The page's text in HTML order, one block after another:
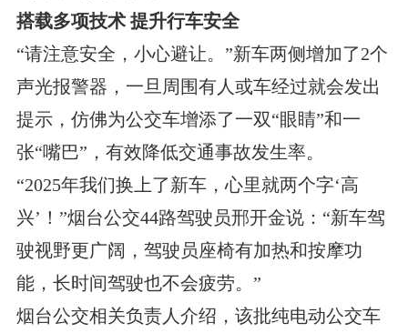
搭载多项技术 提升行车安全
“请注意安全，小心避让。”新车两侧增加了2个
声光报警器，一旦周围有人或车经过就会发出
提示，仿佛为公交车增添了一双“眼睛”和一
张“嘴巴”，有效降低交通事故发生率。
“2025年我们换上了新车，心里就两个字‘高
兴’！”烟台公交44路驾驶员邢开金说：“新车驾
驶视野更广阔，驾驶员座椅有加热和按摩功
能，长时间驾驶也不会疲劳。”
烟台公交相关负责人介绍，该批纯电动公交车